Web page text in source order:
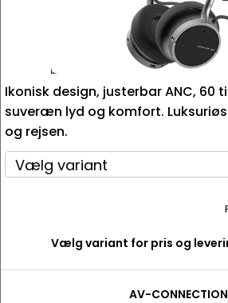
Ikonisk design, justerbar ANC, 60
suveræn lyd og komfort.
og rejsen.
Vælg variant for pris og
AV-CONNECTION